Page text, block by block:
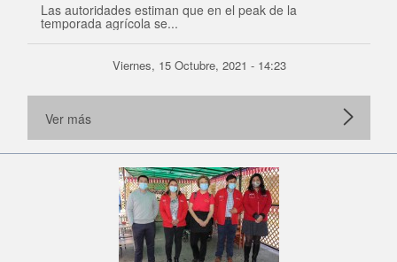
Las autoridades estiman que en el peak de la
temporada agrícola se...
Viernes, 15 Octubre, 2021 - 14:23
Ver más